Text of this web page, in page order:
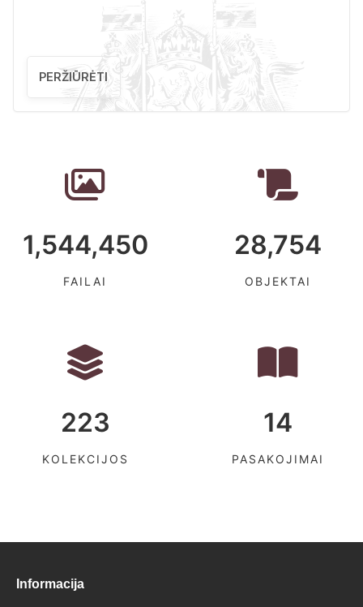
PERŽIŪRĖTI
1,544,450
FAILAI
28,754
OBJEKTAI
223
KOLEKCIJOS
14
PASAKOJIMAI
Informacija